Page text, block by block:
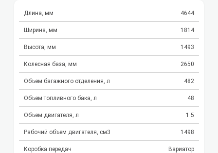
Длина, мм 4644
Ширина, мм 1814
Высота, мм 1493
Колесная база, мм 2650
Объем багажного отделения, л 482
Объем топливного бака, л 48
Объем двигателя, л 1.5
Рабочий объем двигателя, см3 1498
Коробка передач Вариатор